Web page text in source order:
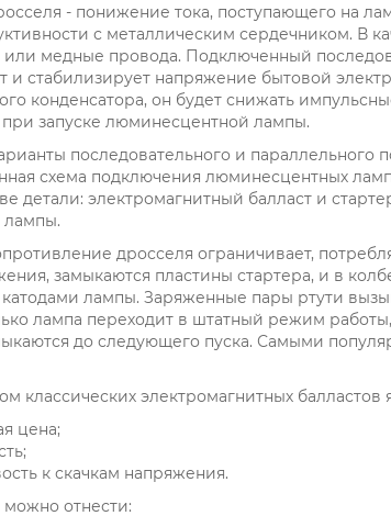
- понижение тока, поступающего на
с металлическим сердечником. В
медные провода. Подключенный
и стабилизирует напряжение бытовой
конденсатора, он будет снижать
запуске люминесцентной лампы.
последовательного и параллельного
схема подключения люминесцентных
детали: электромагнитный балласт и
лампы.
дросселя ограничивает,
замыкаются пластины стартера, и в
лампы. Заряженные пары ртути
лампа переходит в штатный режим
до следующего пуска. Самыми
классических электромагнитных балластов
цена;
к скачкам напряжения.
можно отнести: